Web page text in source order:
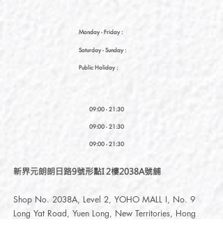
Monday - Friday :
Saturday- Sunday :
Public Holiday :
09:00 - 21:30
09:00 - 21:30
09:00 - 21:30
新界元朗朗日路9號形點I 2樓2038A號舖
Shop No. 2038A, Level 2, YOHO MALL I, No. 9
Long Yat Road, Yuen Long, New Territories, Hong